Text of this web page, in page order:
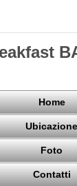
Home
Ubicazione
Foto
Contatti